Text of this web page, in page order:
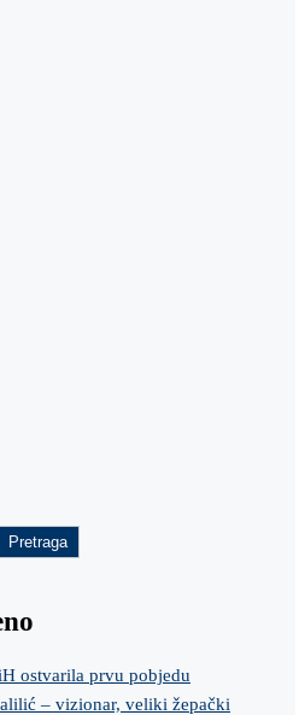
Pretraga
ostvarila prvu pobjedu
– vizionar, veliki žepački